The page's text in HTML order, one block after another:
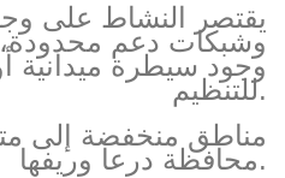
يقتصر النشاط على
وشبكات دعم
وجود سيطرة ميدانية
للتنظيم.
مناطق منخفضة إلى
محافظة درعا وريفها.